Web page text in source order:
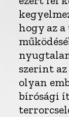
hogy az
szerint
olyan
bírósági